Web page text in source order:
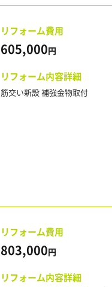
リフォーム費用
605,000円
リフォーム内容詳細
筋交い新設 補強金物取付
リフォーム費用
803,000円
リフォーム内容詳細